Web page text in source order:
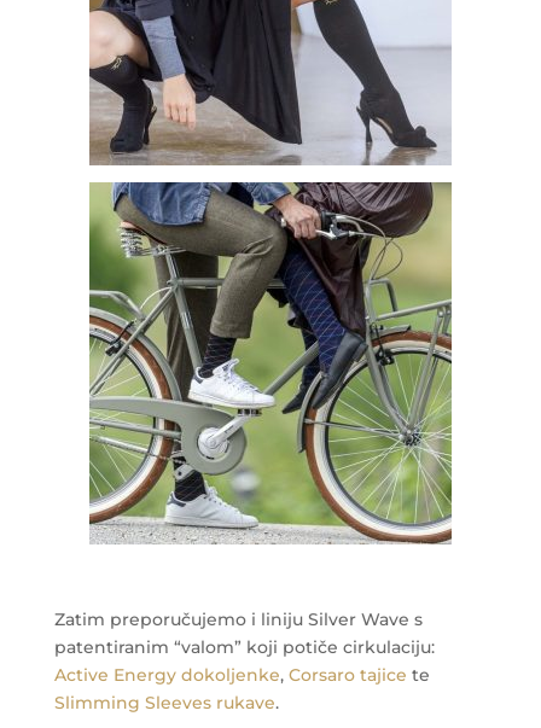
Zatim preporučujemo i liniju Silver Wave s
patentiranim “valom” koji potiče cirkulaciju:
Active Energy dokoljenke, Corsaro tajice te
Slimming Sleeves rukave.